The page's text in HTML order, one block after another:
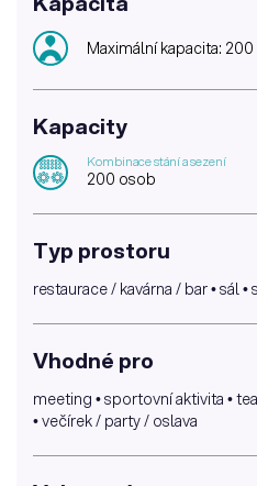
Maximální kapacita:
Kapacity
Kombinace stání a sezení
200 osob
Typ prostoru
restaurace / kavárna / bar • sál •
Vhodné pro
meeting • sportovní aktivita •
• večírek / party / oslava